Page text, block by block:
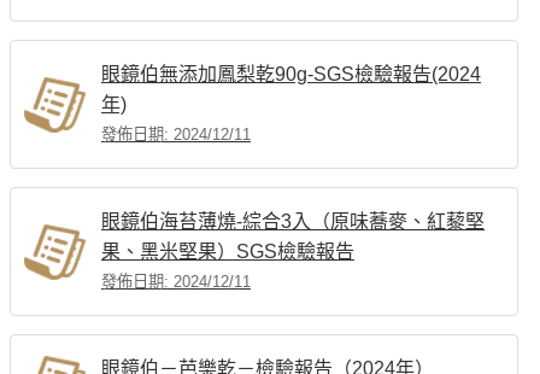
眼鏡伯無添加鳳梨乾90g-SGS檢驗報告(2024
年)
發佈日期: 2024/12/11
眼鏡伯海苔薄燒-綜合3入（原味蕎麥、紅藜堅
果、黑米堅果）SGS檢驗報告
發佈日期: 2024/12/11
眼鏡伯－芭樂乾－檢驗報告（2024年）